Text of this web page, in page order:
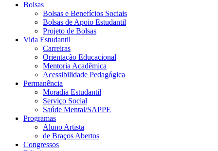
Bolsas
Bolsas e Benefícios Sociais
Bolsas de Apoio Estudantil
Projeto de Bolsas
Vida Estudantil
Carreiras
Orientação Educacional
Mentoria Acadêmica
Acessibilidade Pedagógica
Permanência
Moradia Estudantil
Serviço Social
Saúde Mental/SAPPE
Programas
Aluno Artista
de Braços Abertos
Congressos